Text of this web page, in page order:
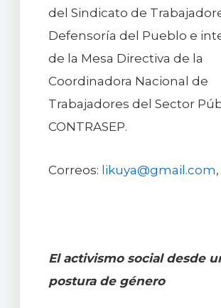
del Sindicato de
Defensoría del Pueblo e
de la Mesa Directiva de la
Coordinadora Nacional de
Trabajadores del Sector
CONTRASEP.
Correos: likuya@gmail.com,
El activismo social desde
postura de género